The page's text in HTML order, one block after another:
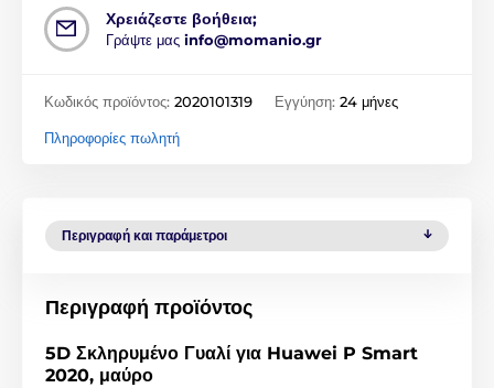
Χρειάζεστε βοήθεια;
Γράψτε μας info@momanio.gr
Κωδικός προϊόντος: 2020101319 Εγγύηση: 24 μήνες
Πληροφορίες πωλητή
Περιγραφή και παράμετροι
Περιγραφή προϊόντος
5D Σκληρυμένο Γυαλί για Huawei P Smart
2020, μαύρο